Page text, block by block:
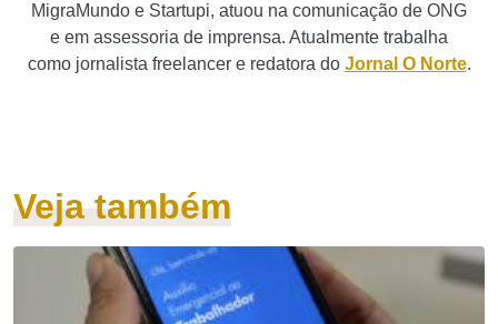
MigraMundo e Startupi, atuou na comunicação de ONG
e em assessoria de imprensa. Atualmente trabalha
como jornalista freelancer e redatora do Jornal O Norte.
Veja também